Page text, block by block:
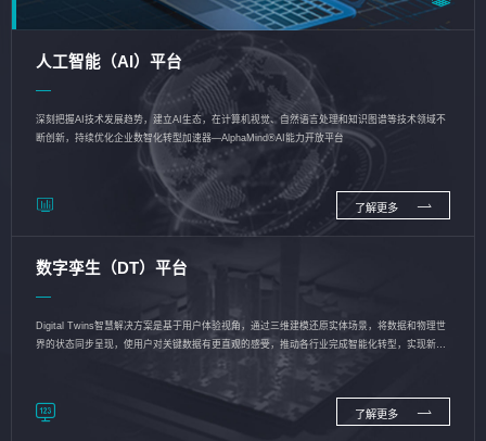
人工智能（AI）平台
深刻把握AI技术发展趋势，建立AI生态，在计算机视觉、自然语言处理和知识图谱等技术领域不
断创新，持续优化企业数智化转型加速器—AlphaMind®AI能力开放平台
了解更多
数字孪生（DT）平台
Digital Twins智慧解决方案是基于用户体验视角，通过三维建模还原实体场景，将数据和物理世
界的状态同步呈现，使用户对关键数据有更直观的感受，推动各行业完成智能化转型，实现新旧
了解更多